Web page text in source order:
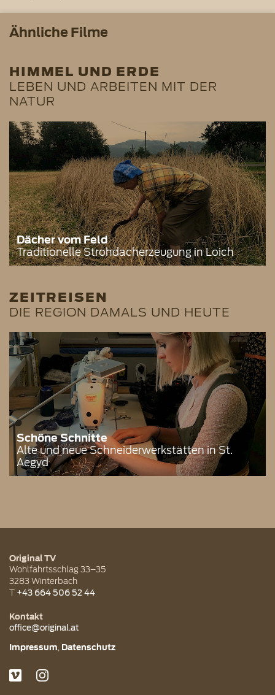
Ähnliche Filme
HIMMEL UND ERDE
LEBEN UND ARBEITEN MIT DER
NATUR
Dächer vom Feld
Traditionelle Strohdacherzeugung in Loich
ZEITREISEN
DIE REGION DAMALS UND HEUTE
Schöne Schnitte
Alte und neue Schneiderwerkstätten in St.
Aegyd
Original TV
Wohlfahrtsschlag 33–35
3283 Winterbach
T +43 664 506 52 44
Kontakt
office@original.at
Impressum Datenschutz